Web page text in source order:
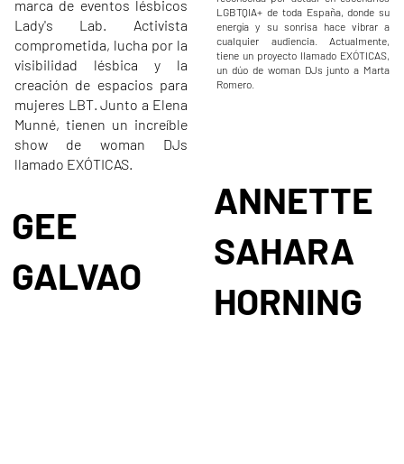
marca de eventos lésbicos
Lady's Lab. Activista
comprometida, lucha por la
visibilidad lésbica y la
creación de espacios para
mujeres LBT. Junto a Elena
Munné, tienen un increíble
show de woman DJs
llamado EXÓTICAS.
LGBTQIA+ de toda España, donde su
energía y su sonrisa hace vibrar a
cualquier audiencia. Actualmente,
tiene un proyecto llamado EXÓTICAS,
un dúo de woman DJs junto a Marta
Romero.
GEE
GALVAO
ANNETTE
SAHARA
HORNING